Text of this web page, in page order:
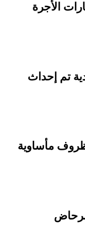
الأجرة
تم إحداث
مأساوية